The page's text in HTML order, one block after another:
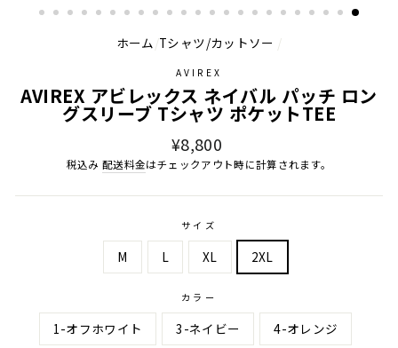
ホーム/Tシャツ/カットソー /
AVIREX
AVIREX アビレックス ネイバル パッチ ロン
グスリーブ Tシャツ ポケットTEE
通
常
格
¥8,800
税込み配送料金はチェックアウト時に計算されます。
サイズ
M L XL 2XL
カラー
1-オフホワイト 3-ネイビー 4-オレンジ